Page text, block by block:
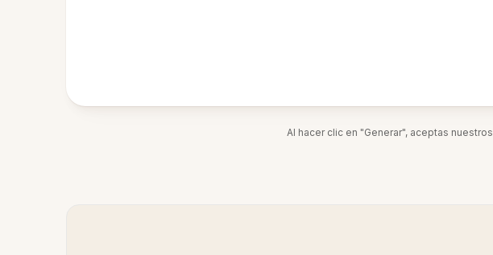
Al hacer clic en "Generar", aceptas nuestros